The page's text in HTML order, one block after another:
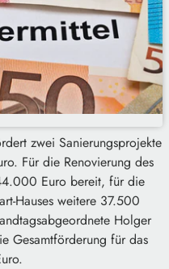
zwei Sanierungsprojekte
Für die Renovierung des
Euro bereit, für die
Hauses weitere 37.500
Holger
Gesamtförderung für das